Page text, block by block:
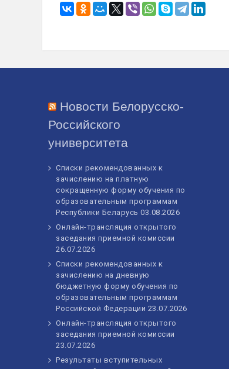
Новости Белорусско-
Российского
университета
Списки рекомендованных к
зачислению на платную
сокращенную форму обучения по
образовательным программам
Республики Беларусь 03.08.2026
Онлайн-трансляция открытого
заседания приемной комиссии
26.07.2026
Списки рекомендованных к
зачислению на дневную
бюджетную форму обучения по
образовательным программам
Российской Федерации 23.07.2026
Онлайн-трансляция открытого
заседания приемной комиссии
23.07.2026
Результаты вступительных